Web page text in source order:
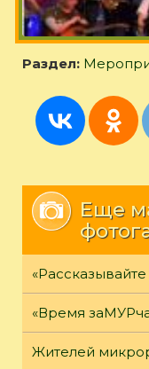
Раздел:
Еще
«Время
Жителей